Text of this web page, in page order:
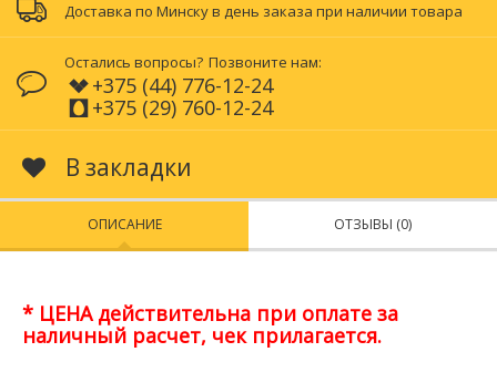
Доставка по Минску в день заказа при наличии товара
Остались вопросы? Позвоните нам:
+375 (44) 776-12-24
+375 (29) 760-12-24
В закладки
ОПИСАНИЕ ОТЗЫВЫ (0)
* ЦЕНА действительна при оплате за
наличный расчет, чек прилагается.